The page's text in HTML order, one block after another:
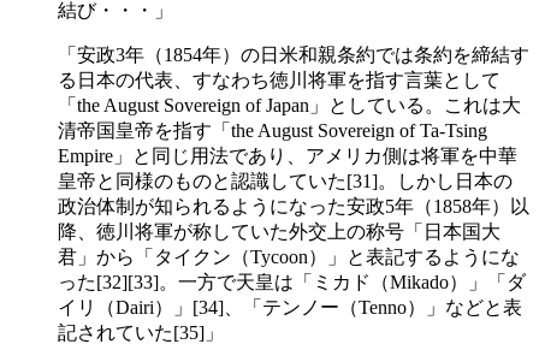
結び・・・」
「安政3年（1854年）の日米和親条約では条約を締結す
る日本の代表、すなわち徳川将軍を指す言葉として
「the August Sovereign of Japan」としている。これは大
清帝国皇帝を指す「the August Sovereign of Ta-Tsing
Empire」と同じ用法であり、アメリカ側は将軍を中華
皇帝と同様のものと認識していた[31]。しかし日本の
政治体制が知られるようになった安政5年（1858年）以
降、徳川将軍が称していた外交上の称号「日本国大
君」から「タイクン（Tycoon）」と表記するようにな
った[32][33]。一方で天皇は「ミカド（Mikado）」「ダ
イリ（Dairi）」[34]、「テンノー（Tenno）」などと表
記されていた[35]」